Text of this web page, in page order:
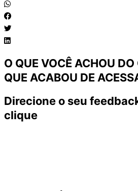
O QUE VOCÊ ACHOU
QUE ACABOU DE
Direcione o seu
clique